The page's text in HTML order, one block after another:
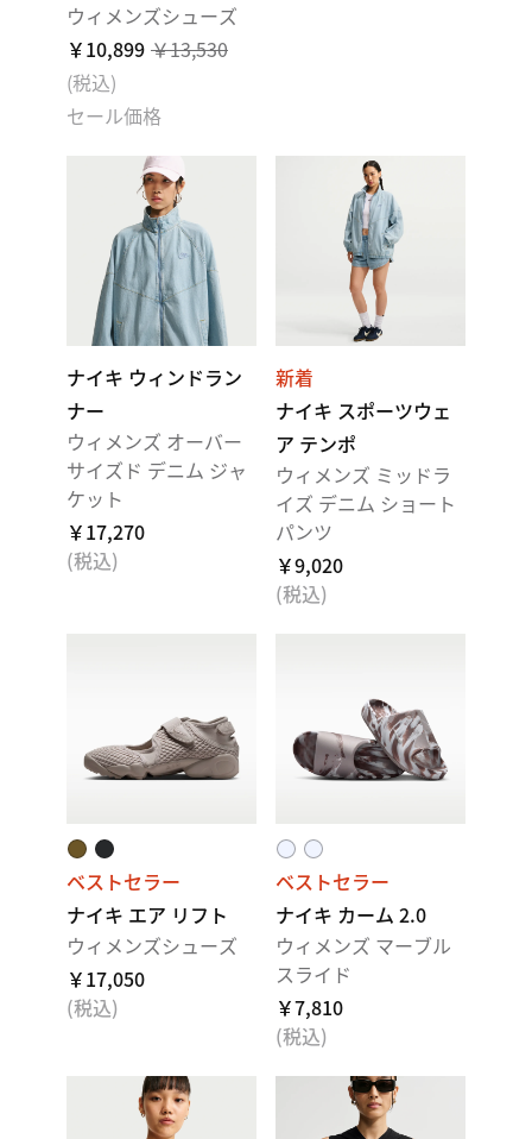
ウィメンズシューズ
￥10,899 ￥13,530
(税込)
セール価格
ナイキ ウィンドラン
ナー
ウィメンズ オーバー
サイズド デニム ジャ
ケット
￥17,270
(税込)
新着
ナイキ スポーツウェ
ア テンポ
ウィメンズ ミッドラ
イズ デニム ショート
パンツ
￥9,020
(税込)
ベストセラー
ナイキ エア リフト
ウィメンズシューズ
￥17,050
(税込)
ベストセラー
ナイキ カーム 2.0
ウィメンズ マーブル
スライド
￥7,810
(税込)